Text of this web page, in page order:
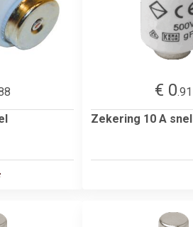
€ 0.91
Zekering 10 A snel